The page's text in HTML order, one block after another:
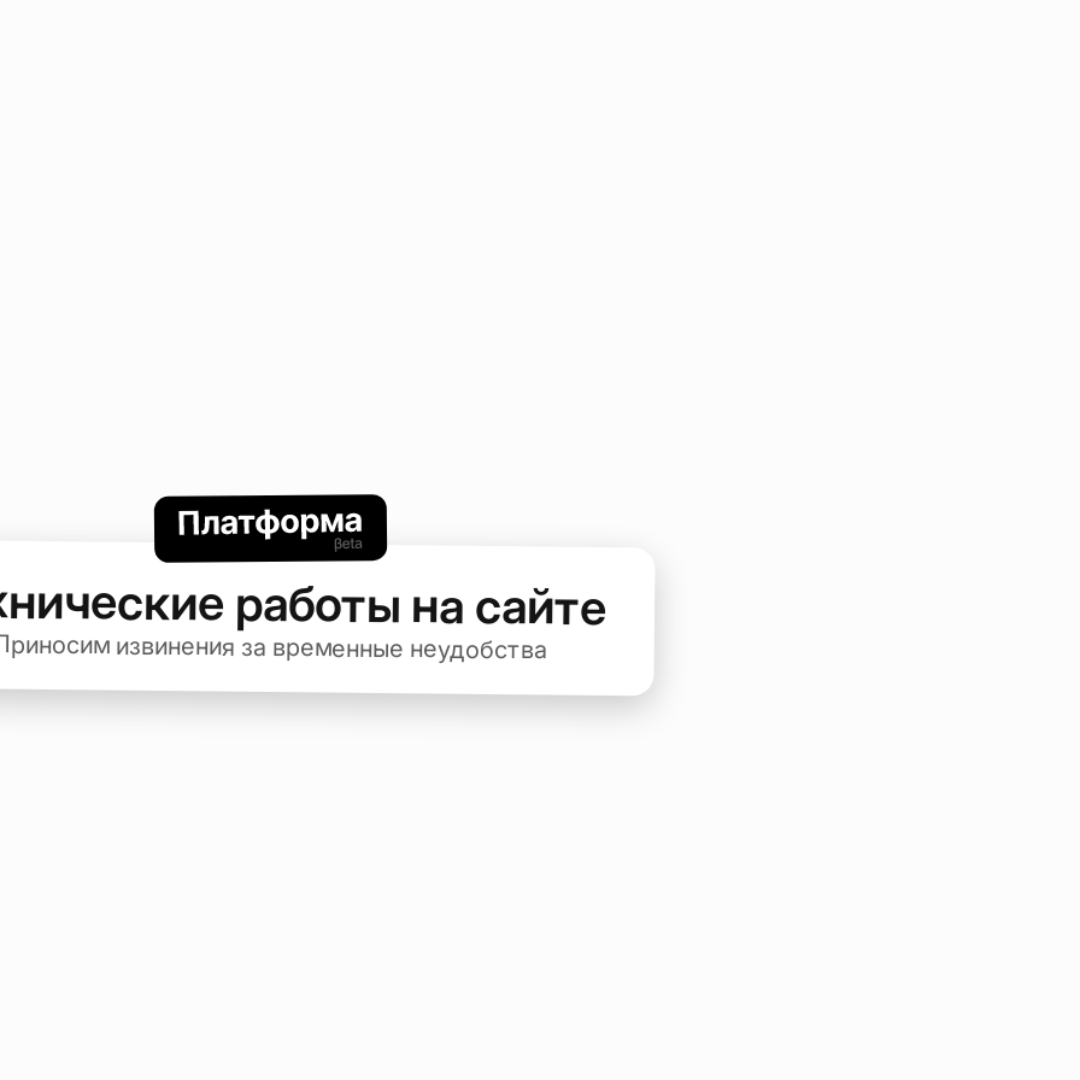
работы на сайте
извинения за временные неудобства